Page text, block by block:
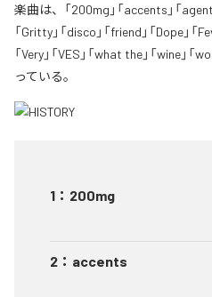
楽曲は、「200mg」「accents」「agent
「Gritty」「disco」「friend」「Dope」「
「Very」「VES」「what the」「wine」
っている。
1 ： 200mg
2 ： accents